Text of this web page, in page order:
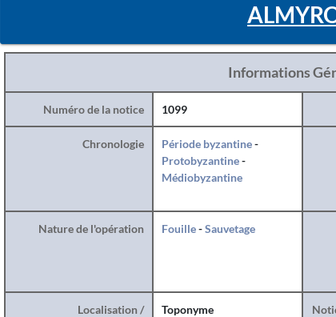
Informations
Numéro de la notice 1099
Chronologie Période byzantine-
Protobyzantine-
Médiobyzantine
Nature de l'opération Fouille-Sauvetage
Localisation /
Toponyme